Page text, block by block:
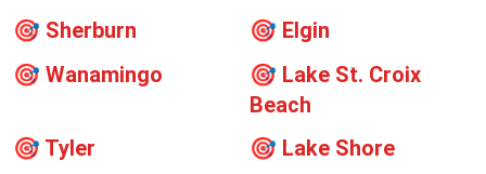
🎯 Sherburn 🎯 Elgin
🎯 Wanamingo 🎯 Lake St. Croix
Beach
🎯 Tyler 🎯 Lake Shore